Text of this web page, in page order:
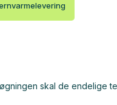
skal de endelige